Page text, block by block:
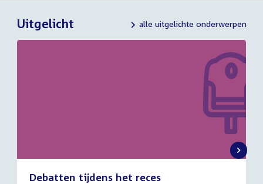
Uitgelicht alle uitgelichte onderwerpen
Debatten tijdens het reces